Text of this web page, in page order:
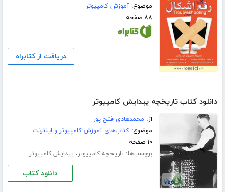
موضوع:آموزش کامپیوتر
۸۸ صفحه
دریافت از کتابراه
دانلود کتاب تاریخچه پیدایش کامپیوتر
از: محمدهادی فتح پور
موضوع:کتاب‌های آموزش کامپیوتر و اینترنت
۱۰ صفحه
برچسب‌ها: تاریخچه کامپیوتر، پیدایش کامپیوتر
دانلود کتاب